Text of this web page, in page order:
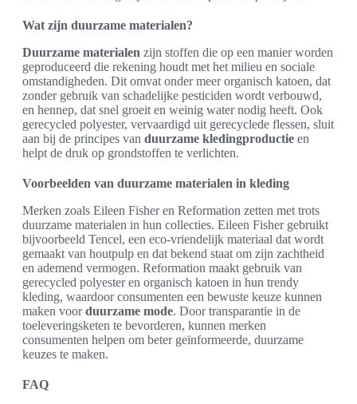
Wat zijn duurzame materialen?
Duurzame materialen zijn stoffen die op een manier worden
geproduceerd die rekening houdt met het milieu en sociale
omstandigheden. Dit omvat onder meer organisch katoen, dat
zonder gebruik van schadelijke pesticiden wordt verbouwd,
en hennep, dat snel groeit en weinig water nodig heeft. Ook
gerecycled polyester, vervaardigd uit gerecyclede flessen, sluit
aan bij de principes van duurzame kledingproductie en
helpt de druk op grondstoffen te verlichten.
Voorbeelden van duurzame materialen in kleding
Merken zoals Eileen Fisher en Reformation zetten met trots
duurzame materialen in hun collecties. Eileen Fisher gebruikt
bijvoorbeeld Tencel, een eco-vriendelijk materiaal dat wordt
gemaakt van houtpulp en dat bekend staat om zijn zachtheid
en ademend vermogen. Reformation maakt gebruik van
gerecycled polyester en organisch katoen in hun trendy
kleding, waardoor consumenten een bewuste keuze kunnen
maken voorduurzame mode. Door transparantie in de
toeleveringsketen te bevorderen, kunnen merken
consumenten helpen om beter geïnformeerde, duurzame
keuzes te maken.
FAQ